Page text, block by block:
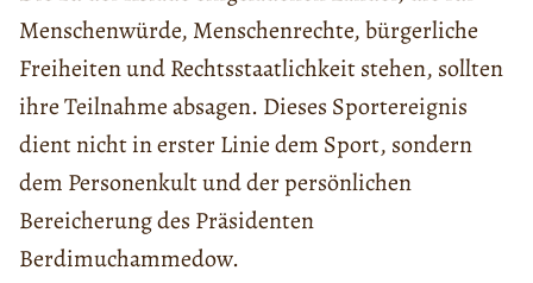
Menschenwürde, Menschenrechte, bürgerliche
Freiheiten und Rechtsstaatlichkeit stehen, sollten
ihre Teilnahme absagen. Dieses Sportereignis
dient nicht in erster Linie dem Sport, sondern
dem Personenkult und der persönlichen
Bereicherung des Präsidenten
Berdimuchammedow.